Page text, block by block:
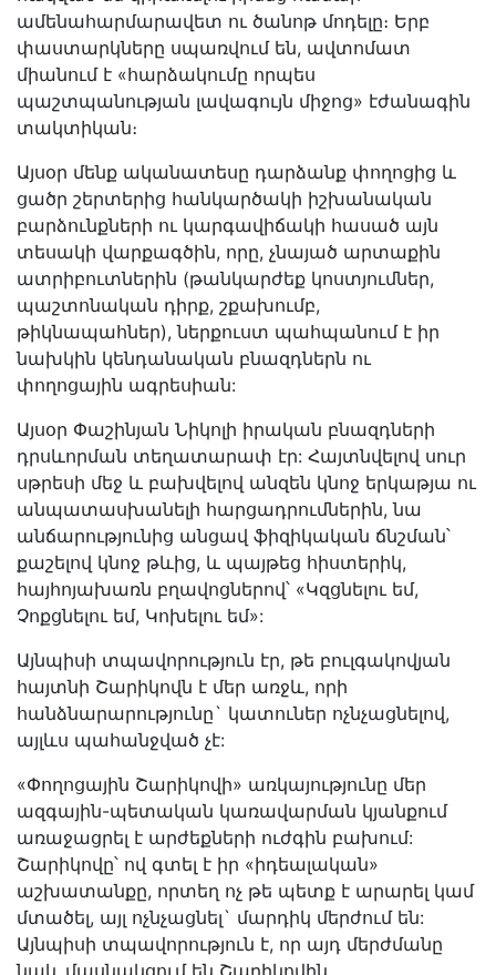
ամենահարմարավետ ու ծանոթ մոդելը։ Երբ
փաստարկները սպառվում են, ավտոմատ
միանում է «հարձակումը որպես
պաշտպանության լավագույն միջոց» էժանագին
տակտիկան։
Այսօր մենք ականատեսը դարձանք փողոցից և
ցածր շերտերից հանկարծակի իշխանական
բարձունքների ու կարգավիճակի հասած այն
տեսակի վարքագծին, որը, չնայած արտաքին
ատրիբուտներին (թանկարժեք կոստյումներ,
պաշտոնական դիրք, շքախումբ,
թիկնապահներ), ներքուստ պահպանում է իր
նախկին կենդանական բնազդներն ու
փողոցային ագրեսիան:
Այսօր Փաշինյան Նիկոլի իրական բնազդների
դրսևորման տեղատարափ էր: Հայտնվելով սուր
սթրեսի մեջ և բախվելով անզեն կնոջ երկաթյա ու
անպատասխանելի հարցադրումներին, նա
անճարությունից անցավ ֆիզիկական ճնշման՝
քաշելով կնոջ թևից, և պայթեց հիստերիկ,
հայհոյախառն բղավոցներով՝ «Կզցնելու եմ,
Չոքցնելու եմ, Կոխելու եմ»:
Այնպիսի տպավորություն էր, թե բուլգակովյան
հայտնի Շարիկովն է մեր առջև, որի
հանձնարարությունը` կատուներ ոչնչացնելով,
այլևս պահանջված չէ:
«Փողոցային Շարիկովի» առկայությունը մեր
ազգային-պետական կառավարման կյանքում
առաջացրել է արժեքների ուժգին բախում:
Շարիկովը՝ ով գտել է իր «իդեալական»
աշխատանքը, որտեղ ոչ թե պետք է արարել կամ
մտածել, այլ ոչնչացնել` մարդիկ մերժում են:
Այնպիսի տպավորություն է, որ այդ մերժմանը